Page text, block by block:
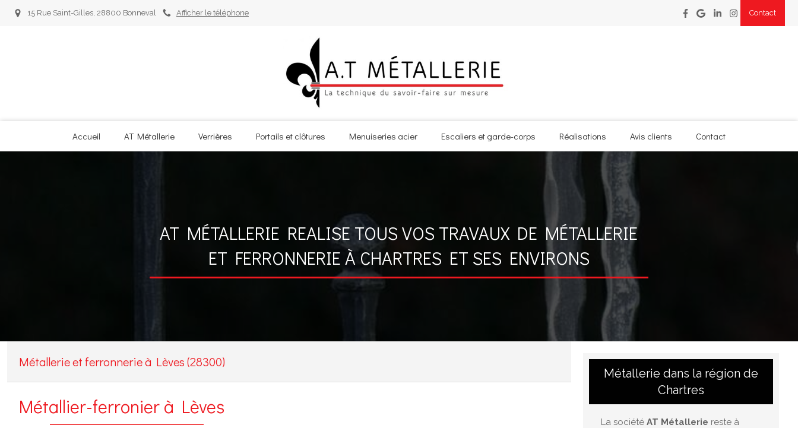
15 Rue Saint-Gilles, 28800 Bonneval Afficher le téléphone Contact
Accueil AT Métallerie Verrières Portails et clôtures Menuiseries acier Escaliers et garde-corps Réalisations Avis clients Contact
AT MÉTALLERIE REALISE TOUS VOS TRAVAUX DE MÉTALLERIE
ET FERRONNERIE À CHARTRES ET SES ENVIRONS
Métallerie et ferronnerie à Lèves (28300)
Métallier-ferronier à Lèves
Métallerie dans la région de
Chartres
La sociétéAT Métallerie reste à